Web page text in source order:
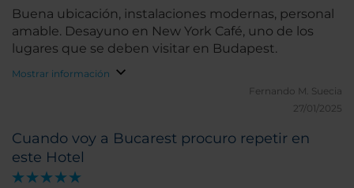
Cuando voy a Bucarest procuro repetir en
este Hotel
Buena ubicación, instalaciones modernas, personal
amable. Desayuno en New York Café, uno de los
lugares que se deben visitar en Budapest.
Mostrar información
Fernando M. Suecia
27/01/2025